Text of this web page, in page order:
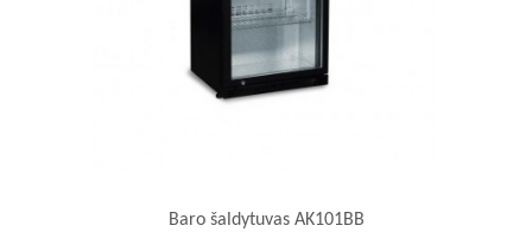
Baro šaldytuvas AK101BB